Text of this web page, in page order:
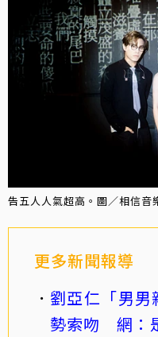
告五人人氣超高。圖／相信音
更多新聞報導
劉亞仁「男
勢索吻 網：